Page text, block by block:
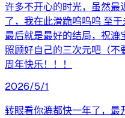
许多不开心的时光，虽然最
了，我在此滑跪呜呜呜 至
最后就是最好的结局，祝漉
照顾好自己的三次元吧（
周年快乐！！！
2026/5/1
转眼看你漉都快一年了，最